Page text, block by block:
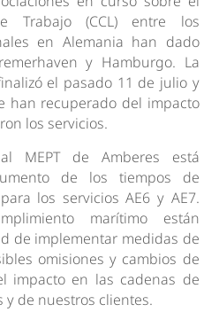
Trabajo (CCL) entre los
en Alemania han dado
y Hamburgo. La
el pasado 11 de julio y
han recuperado del impacto
los servicios.
MEPT de Amberes está
de los tiempos de
los servicios AE6 y AE7.
marítimo están
de implementar medidas de
omisiones y cambios de
impacto en las cadenas de
de nuestros clientes.